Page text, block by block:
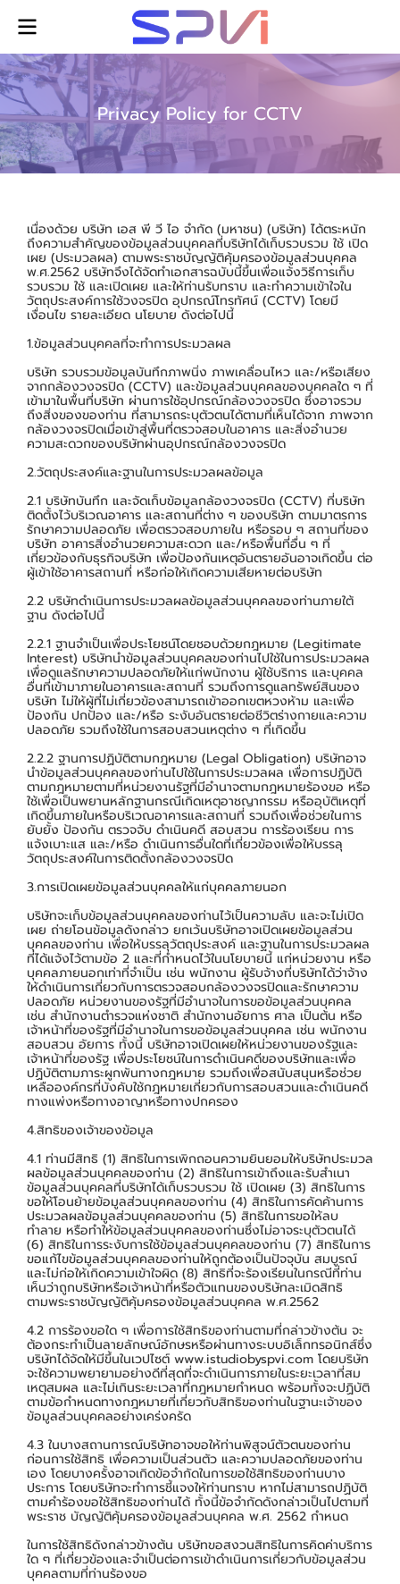
Privacy Policy for CCTV
เนื่องด้วย บริษัท เอส พี วี ไอ จำกัด (มหาชน) (บริษัท) ได้ตระหนัก
ถึงความสำคัญของข้อมูลส่วนบุคคลที่บริษัทได้เก็บรวบรวม ใช้ เปิด
เผย (ประมวลผล) ตามพระราชบัญญัติคุ้มครองข้อมูลส่วนบุคคล
พ.ศ.2562 บริษัทจึงได้จัดทำเอกสารฉบับนี้ขึ้นเพื่อแจ้งวิธีการเก็บ
รวบรวม ใช้ และเปิดเผย และให้ท่านรับทราบ และทำความเข้าใจใน
วัตถุประสงค์การใช้วงจรปิด อุปกรณ์โทรทัศน์ (CCTV) โดยมี
เงื่อนไข รายละเอียด นโยบาย ดังต่อไปนี้
1.ข้อมูลส่วนบุคคลที่จะทำการประมวลผล
บริษัท รวบรวมข้อมูลบันทึกภาพนิ่ง ภาพเคลื่อนไหว และ/หรือเสียง
จากกล้องวงจรปิด (CCTV) และข้อมูลส่วนบุคคลของบุคคลใด ๆ ที่
เข้ามาในพื้นที่บริษัท ผ่านการใช้อุปกรณ์กล้องวงจรปิด ซึ่งอาจรวม
ถึงสิ่งของของท่าน ที่สามารถระบุตัวตนได้ตามที่เห็นได้จาก ภาพจาก
กล้องวงจรปิดเมื่อเข้าสู่พื้นที่ตรวจสอบในอาคาร และสิ่งอำนวย
ความสะดวกของบริษัทผ่านอุปกรณ์กล้องวงจรปิด
2.วัตถุประสงค์และฐานในการประมวลผลข้อมูล
2.1 บริษัทบันทึก และจัดเก็บข้อมูลกล้องวงจรปิด (CCTV) ที่บริษัท
ติดตั้งไว้บริเวณอาคาร และสถานที่ต่าง ๆ ของบริษัท ตามมาตรการ
รักษาความปลอดภัย เพื่อตรวจสอบภายใน หรือรอบ ๆ สถานที่ของ
บริษัท อาคารสิ่งอำนวยความสะดวก และ/หรือพื้นที่อื่น ๆ ที่
เกี่ยวข้องกับธุรกิจบริษัท เพื่อป้องกันเหตุอันตรายอันอาจเกิดขึ้น ต่อ
ผู้เข้าใช้อาคารสถานที่ หรือก่อให้เกิดความเสียหายต่อบริษัท
2.2 บริษัทดำเนินการประมวลผลข้อมูลส่วนบุคคลของท่านภายใต้
ฐาน ดังต่อไปนี้
2.2.1 ฐานจำเป็นเพื่อประโยชน์โดยชอบด้วยกฎหมาย (Legitimate
Interest) บริษัทนำข้อมูลส่วนบุคคลของท่านไปใช้ในการประมวลผล
เพื่อดูแลรักษาความปลอดภัยให้แก่พนักงาน ผู้ใช้บริการ และบุคคล
อื่นที่เข้ามาภายในอาคารและสถานที่ รวมถึงการดูแลทรัพย์สินของ
บริษัท ไม่ให้ผู้ที่ไม่เกี่ยวข้องสามารถเข้าออกเขตหวงห้าม และเพื่อ
ป้องกัน ปกป้อง และ/หรือ ระงับอันตรายต่อชีวิตร่างกายและความ
ปลอดภัย รวมถึงใช้ในการสอบสวนเหตุต่าง ๆ ที่เกิดขึ้น
2.2.2 ฐานการปฏิบัติตามกฎหมาย (Legal Obligation) บริษัทอาจ
นำข้อมูลส่วนบุคคลของท่านไปใช้ในการประมวลผล เพื่อการปฏิบัติ
ตามกฎหมายตามที่หน่วยงานรัฐที่มีอำนาจตามกฎหมายร้องขอ หรือ
ใช้เพื่อเป็นพยานหลักฐานกรณีเกิดเหตุอาชญากรรม หรืออุบัติเหตุที่
เกิดขึ้นภายในหรือบริเวณอาคารและสถานที่ รวมถึงเพื่อช่วยในการ
ยับยั้ง ป้องกัน ตรวจจับ ดำเนินคดี สอบสวน การร้องเรียน การ
แจ้งเบาะแส และ/หรือ ดำเนินการอื่นใดที่เกี่ยวข้องเพื่อให้บรรลุ
วัตถุประสงค์ในการติดตั้งกล้องวงจรปิด
3.การเปิดเผยข้อมูลส่วนบุคคลให้แก่บุคคลภายนอก
บริษัทจะเก็บข้อมูลส่วนบุคคลของท่านไว้เป็นความลับ และจะไม่เปิด
เผย ถ่ายโอนข้อมูลดังกล่าว ยกเว้นบริษัทอาจเปิดเผยข้อมูลส่วน
บุคคลของท่าน เพื่อให้บรรลุวัตถุประสงค์ และฐานในการประมวลผล
ที่ได้แจ้งไว้ตามข้อ 2 และที่กำหนดไว้ในนโยบายนี้ แก่หน่วยงาน หรือ
บุคคลภายนอกเท่าที่จำเป็น เช่น พนักงาน ผู้รับจ้างที่บริษัทได้ว่าจ้าง
ให้ดำเนินการเกี่ยวกับการตรวจสอบกล้องวงจรปิดและรักษาความ
ปลอดภัย หน่วยงานของรัฐที่มีอำนาจในการขอข้อมูลส่วนบุคคล
เช่น สำนักงานตำรวจแห่งชาติ สำนักงานอัยการ ศาล เป็นต้น หรือ
เจ้าหน้าที่ของรัฐที่มีอำนาจในการขอข้อมูลส่วนบุคคล เช่น พนักงาน
สอบสวน อัยการ ทั้งนี้ บริษัทอาจเปิดเผยให้หน่วยงานของรัฐและ
เจ้าหน้าที่ของรัฐ เพื่อประโยชน์ในการดำเนินคดีของบริษัทและเพื่อ
ปฏิบัติตามภาระผูกพันทางกฎหมาย รวมถึงเพื่อสนับสนุนหรือช่วย
เหลือองค์กรที่บังคับใช้กฎหมายเกี่ยวกับการสอบสวนและดำเนินคดี
ทางแพ่งหรือทางอาญาหรือทางปกครอง
4.สิทธิของเจ้าของข้อมูล
4.1 ท่านมีสิทธิ (1) สิทธิในการเพิกถอนความยินยอมให้บริษัทประมวล
ผลข้อมูลส่วนบุคคลของท่าน (2) สิทธิในการเข้าถึงและรับสำเนา
ข้อมูลส่วนบุคคลที่บริษัทได้เก็บรวบรวม ใช้ เปิดเผย (3) สิทธิในการ
ขอให้โอนย้ายข้อมูลส่วนบุคคลของท่าน (4) สิทธิในการคัดค้านการ
ประมวลผลข้อมูลส่วนบุคคลของท่าน (5) สิทธิในการขอให้ลบ
ทำลาย หรือทำให้ข้อมูลส่วนบุคคลของท่านซึ่งไม่อาจระบุตัวตนได้
(6) สิทธิในการระงับการใช้ข้อมูลส่วนบุคคลของท่าน (7) สิทธิในการ
ขอแก้ไขข้อมูลส่วนบุคคลของท่านให้ถูกต้องเป็นปัจจุบัน สมบูรณ์
และไม่ก่อให้เกิดความเข้าใจผิด (8) สิทธิที่จะร้องเรียนในกรณีที่ท่าน
เห็นว่าถูกบริษัทหรือเจ้าหน้าที่หรือตัวแทนของบริษัทละเมิดสิทธิ
ตามพระราชบัญญัติคุ้มครองข้อมูลส่วนบุคคล พ.ศ.2562
4.2 การร้องขอใด ๆ เพื่อการใช้สิทธิของท่านตามที่กล่าวข้างต้น จะ
ต้องกระทำเป็นลายลักษณ์อักษรหรือผ่านทางระบบอิเล็กทรอนิกส์ซึ่ง
บริษัทได้จัดให้มีขึ้นในเวปไซต์ www.istudiobyspvi.com โดยบริษัท
จะใช้ความพยายามอย่างดีที่สุดที่จะดำเนินการภายในระยะเวลาที่สม
เหตุสมผล และไม่เกินระยะเวลาที่กฎหมายกำหนด พร้อมทั้งจะปฏิบัติ
ตามข้อกำหนดทางกฎหมายที่เกี่ยวกับสิทธิของท่านในฐานะเจ้าของ
ข้อมูลส่วนบุคคลอย่างเคร่งครัด
4.3 ในบางสถานการณ์บริษัทอาจขอให้ท่านพิสูจน์ตัวตนของท่าน
ก่อนการใช้สิทธิ เพื่อความเป็นส่วนตัว และความปลอดภัยของท่าน
เอง โดยบางครั้งอาจเกิดข้อจำกัดในการขอใช้สิทธิของท่านบาง
ประการ โดยบริษัทจะทำการชี้แจงให้ท่านทราบ หากไม่สามารถปฏิบัติ
ตามคำร้องขอใช้สิทธิของท่านได้ ทั้งนี้ข้อจำกัดดังกล่าวเป็นไปตามที่
พระราช บัญญัติคุ้มครองข้อมูลส่วนบุคคล พ.ศ. 2562 กำหนด
ในการใช้สิทธิดังกล่าวข้างต้น บริษัทขอสงวนสิทธิในการคิดค่าบริการ
ใด ๆ ที่เกี่ยวข้องและจำเป็นต่อการเข้าดำเนินการเกี่ยวกับข้อมูลส่วน
บุคคลตามที่ท่านร้องขอ